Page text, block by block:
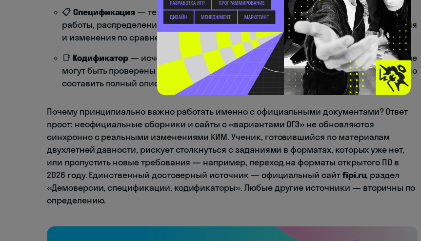
📋 Спецификация — технический паспорт экзамена. Содержит описание структуры
работы, распределение заданий по блокам, уровни сложности, систему оценивания
и изменения по сравнению с прошлым годом.
📑 Кодификатор — исчерпывающий перечень тем и элементов содержания, которые
могут быть проверены на экзамене. Это единственный документ, по которому можно
составить полный список того, что нужно знать.
Почему принципиально важно работать именно с официальными документами? Ответ
прост: неофициальные сборники и сайты с «вариантами ОГЭ» не обновляются
синхронно с реальными изменениями КИМ. Ученик, готовившийся по материалам
двухлетней давности, рискует столкнуться с заданиями в форматах, которых уже нет,
или пропустить новые требования — например, переход на форматы открытого ПО в
2026 году. Единственный достоверный источник — официальный сайтfipi.ru, раздел
«Демоверсии, спецификации, кодификаторы». Любые другие источники — вторичны по
определению.